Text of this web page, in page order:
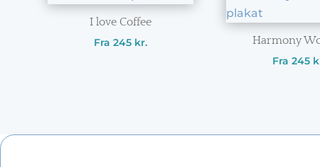
I love Coffee
Fra245 kr.
Harmony
Fra245